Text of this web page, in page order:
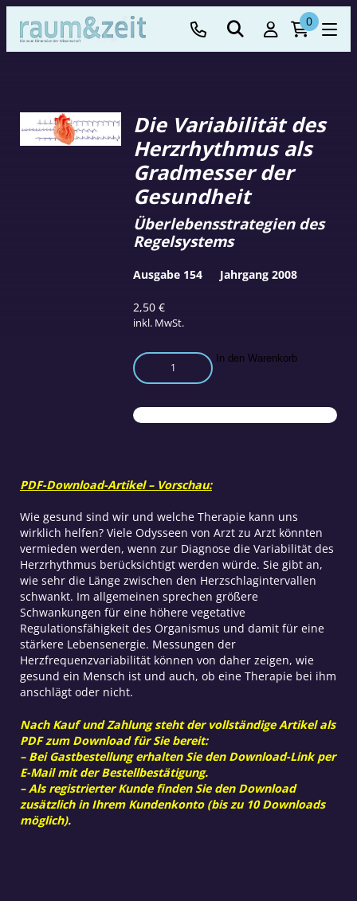
0
Die Variabilität des
Herzrhythmus als
Gradmesser der
Gesundheit
2,50€
inkl. MwSt.
Überlebensstrategien des
Regelsystems
Die
Variabilität
Herzrhythmus
als
Menge
In den Warenkorb
Ausgabe 154 Jahrgang 2008
PDF-Download-Artikel – Vorschau:
Wie gesund sind wir und welche Therapie kann uns
wirklich helfen? Viele Odysseen von Arzt zu Arzt könnten
vermieden werden, wenn zur Diagnose die Variabilität des
Herzrhythmus berücksichtigt werden würde. Sie gibt an,
wie sehr die Länge zwischen den Herzschlagintervallen
schwankt. Im allgemeinen sprechen größere
Schwankungen für eine höhere vegetative
Regulationsfähigkeit des Organismus und damit für eine
stärkere Lebensenergie. Messungen der
Herzfrequenzvariabilität können von daher zeigen, wie
gesund ein Mensch ist und auch, ob eine Therapie bei ihm
anschlägt oder nicht.
Nach Kauf und Zahlung steht der vollständige Artikel als
PDF zum Download für Sie bereit:
– Bei Gastbestellung erhalten Sie den Download-Link per
E-Mail mit der Bestellbestätigung.
– Als registrierter Kunde finden Sie den Download
zusätzlich in Ihrem Kundenkonto (bis zu 10 Downloads
möglich).